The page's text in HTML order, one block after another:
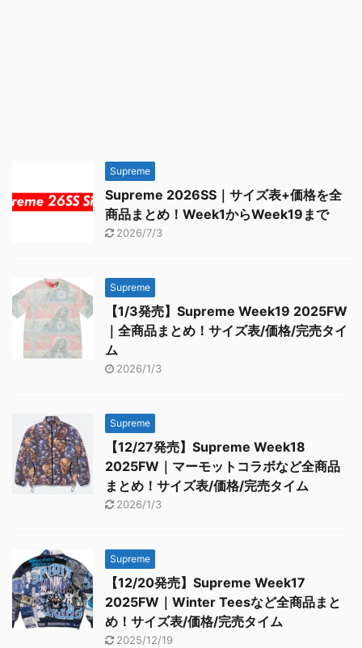
Supreme
Supreme 2026SS｜サイズ表+価格を全
商品まとめ！Week1からWeek19まで
2026/7/3
Supreme
【1/3発売】Supreme Week19 2025FW
｜全商品まとめ！サイズ表/価格/完売タイ
ム
2026/1/3
Supreme
【12/27発売】Supreme Week18
2025FW｜マーモットコラボなど全商品
まとめ！サイズ表/価格/完売タイム
2026/1/3
Supreme
【12/20発売】Supreme Week17
2025FW｜Winter Teesなど全商品まと
め！サイズ表/価格/完売タイム
2025/12/19